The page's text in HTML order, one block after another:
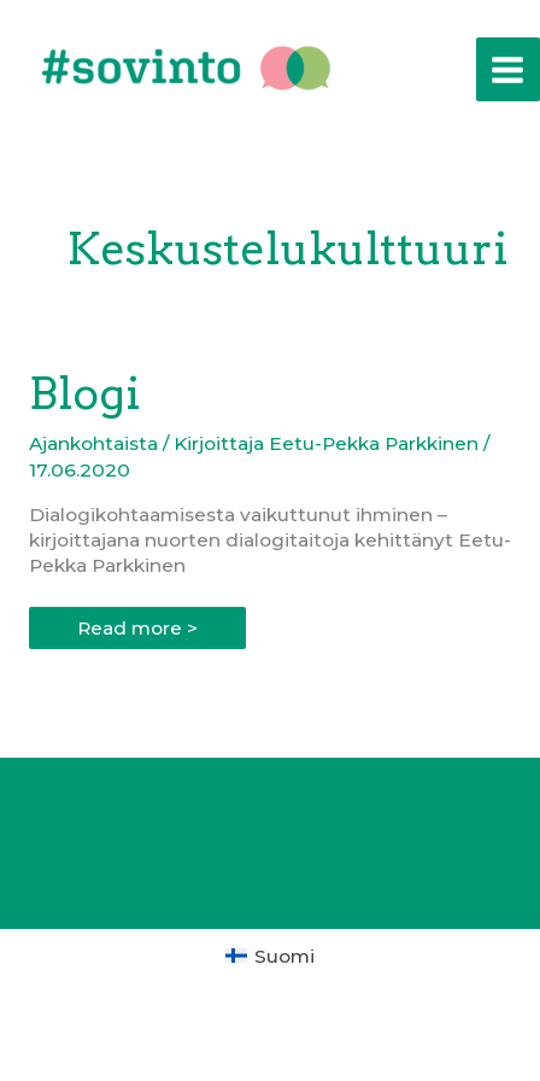
Keskustelukulttuuri
Blogi
Ajankohtaista / Kirjoittaja Eetu-Pekka Parkkinen /
17.06.2020
Dialogikohtaamisesta vaikuttunut ihminen –
kirjoittajana nuorten dialogitaitoja kehittänyt Eetu-
Pekka Parkkinen
Blogi
Read more >
Suomi